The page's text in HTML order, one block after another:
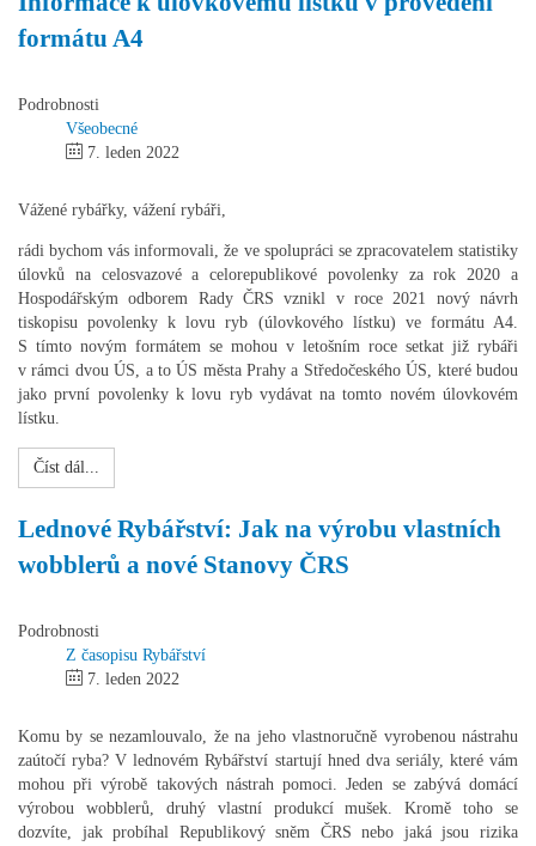
formátu A4
Podrobnosti
Všeobecné
7. leden 2022
Vážené rybářky, vážení rybáři,
rádi bychom vás informovali, že ve spolupráci se zpracovatelem statistiky
úlovků na celosvazové a celorepublikové povolenky za rok 2020 a
Hospodářským odborem Rady ČRS vznikl v roce 2021 nový návrh
tiskopisu povolenky k lovu ryb (úlovkového lístku) ve formátu A4.
S tímto novým formátem se mohou v letošním roce setkat již rybáři
v rámci dvou ÚS, a to ÚS města Prahy a Středočeského ÚS, které budou
jako první povolenky k lovu ryb vydávat na tomto novém úlovkovém
lístku.
Číst dál...
Lednové Rybářství: Jak na výrobu vlastních
wobblerů a nové Stanovy ČRS
Podrobnosti
Z časopisu Rybářství
7. leden 2022
Komu by se nezamlouvalo, že na jeho vlastnoručně vyrobenou nástrahu
zaútočí ryba? V lednovém Rybářství startují hned dva seriály, které vám
mohou při výrobě takových nástrah pomoci. Jeden se zabývá domácí
výrobou wobblerů, druhý vlastní produkcí mušek. Kromě toho se
dozvíte, jak probíhal Republikový sněm ČRS nebo jaká jsou rizika